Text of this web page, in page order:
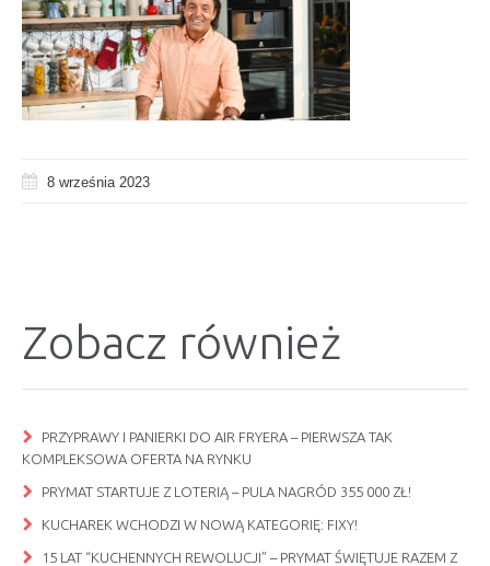
8 września 2023
Zobacz również
PRZYPRAWY I PANIERKI DO AIR FRYERA – PIERWSZA TAK
KOMPLEKSOWA OFERTA NA RYNKU
PRYMAT STARTUJE Z LOTERIĄ – PULA NAGRÓD 355 000 ZŁ!
KUCHAREK WCHODZI W NOWĄ KATEGORIĘ: FIXY!
15 LAT “KUCHENNYCH REWOLUCJI” – PRYMAT ŚWIĘTUJE RAZEM Z